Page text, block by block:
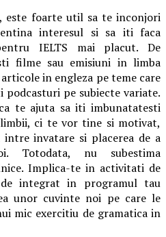
este foarte util sa te inconjori
interesul si sa iti faca
IELTS mai placut. De
filme sau emisiuni in limba
in engleza pe teme care
podcasturi pe subiecte variate.
te ajuta sa iti imbunatatesti
ci te vor tine si motivat,
intre invatare si placerea de a
Totodata, nu subestima
Implica-te in activitati de
integrat in programul tau
unor cuvinte noi pe care le
mic exercitiu de gramatica in